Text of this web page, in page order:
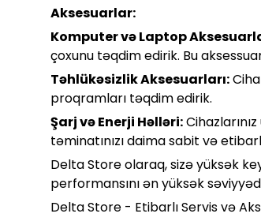
Aksesuarlar:
Komputer və Laptop
çoxunu təqdim edirik. Bu
Təhlükəsizlik Aksesuarları:
proqramları təqdim edirik.
Şarj və Enerji Həlləri:
təminatınızı daima sabit və
Delta Store olaraq, sizə yüksək
performansını ən yüksək
Delta Store - Etibarlı Servis və